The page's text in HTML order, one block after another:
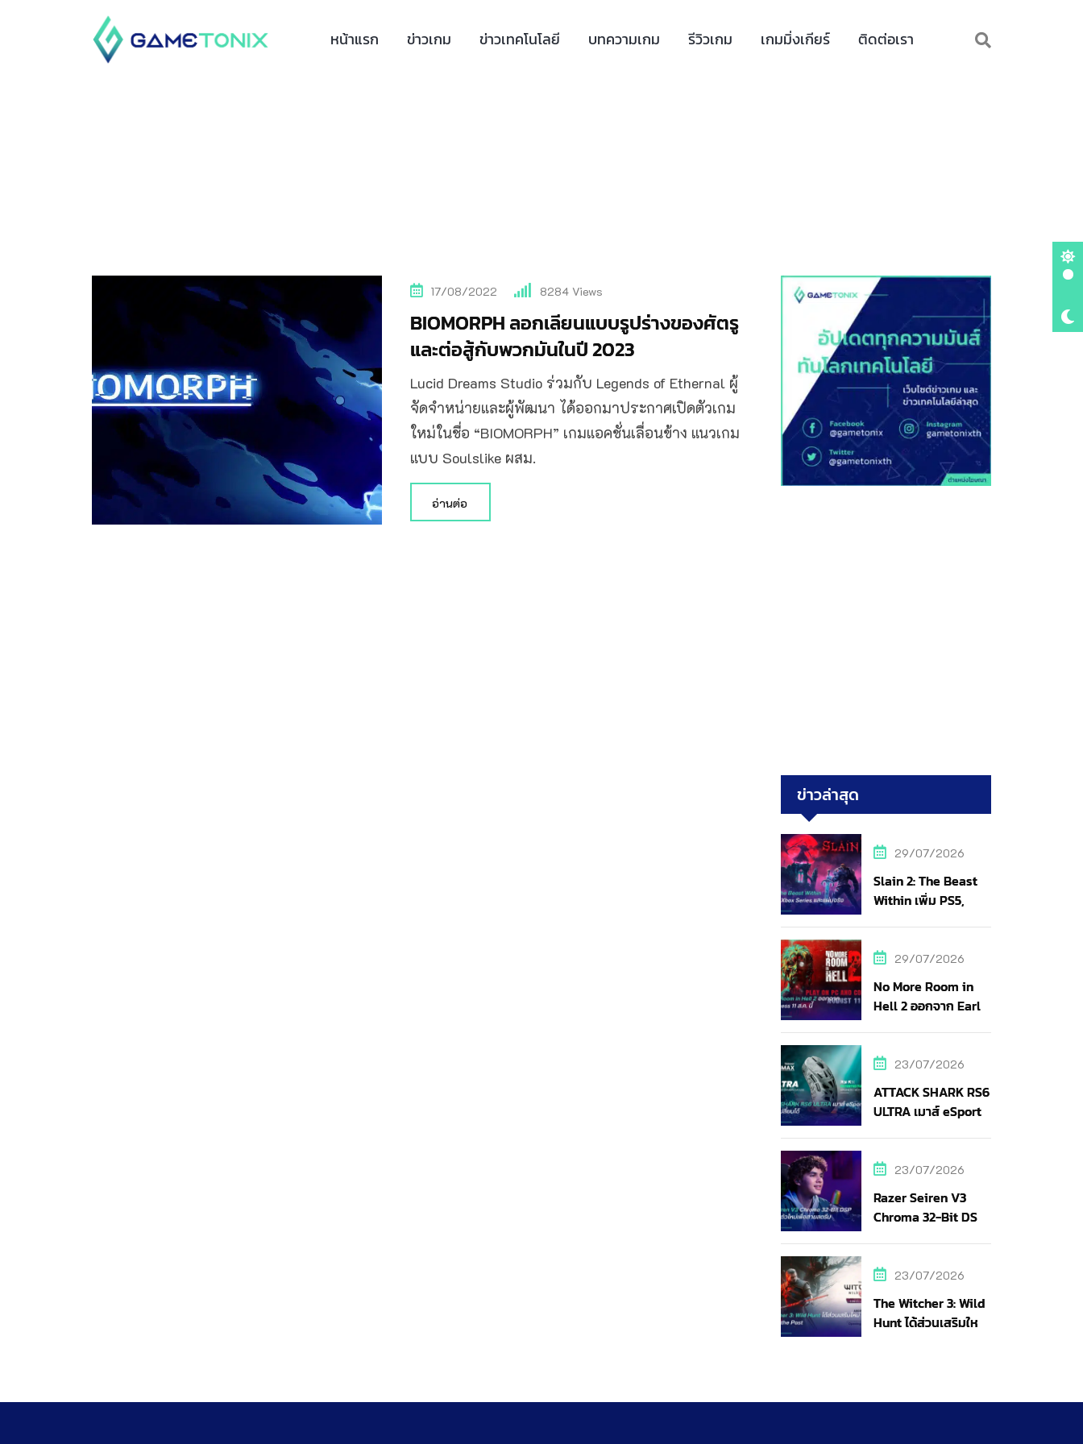
หน้าแรก ข่าวเกม ข่าวเทคโนโลยี บทความเกม รีวิวเกม เกมมิ่งเกียร์ ติดต่อเรา
17/08/2022 8284 Views
BIOMORPH ลอกเลียนแบบรูปร่างของศัตรู
และต่อสู้กับพวกมันในปี 2023
Lucid Dreams Studio ร่วมกับ Legends of Ethernal ผู้
จัดจำหน่ายและผู้พัฒนา ได้ออกมาประกาศเปิดตัวเกม
ใหม่ในชื่อ “BIOMORPH” เกมแอคชั่นเลื่อนข้าง แนวเกม
แบบ Soulslike ผสม.
อ่านต่อ
ข่าวล่าสุด
29/07/2026
Slain 2: The Beast
Within เพิ่ม PS5,
29/07/2026
No More Room in
Hell 2 ออกจาก Early
23/07/2026
ATTACK SHARK RS6
ULTRA เมาส์ eSports
23/07/2026
Razer Seiren V3
Chroma 32-Bit DSP
23/07/2026
The Witcher 3: Wild
Hunt ได้ส่วนเสริมใหม่